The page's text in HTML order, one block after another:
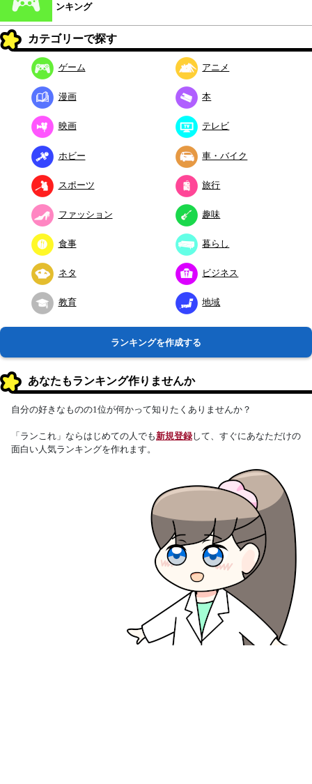
ンキング
カテゴリーで探す
ゲーム アニメ
漫画 本
映画 テレビ
ホビー 車・バイク
スポーツ 旅行
ファッション 趣味
食事 暮らし
ネタ ビジネス
教育 地域
ランキングを作成する
あなたもランキング作りませんか
自分の好きなものの1位が何かって知りたくありませんか？
「ランこれ」ならはじめての人でも新規登録して、すぐにあなただけの
面白い人気ランキングを作れます。